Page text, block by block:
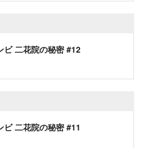
ビ 二花院の秘密 #12
ビ 二花院の秘密 #11